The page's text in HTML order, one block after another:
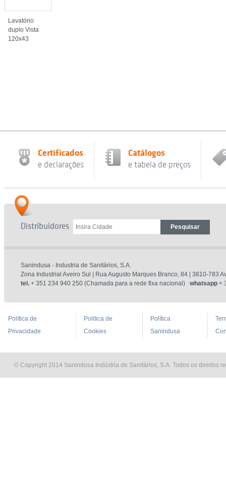
Lavatório
duplo Vista
120x43
Certificados
e declarações
Catálogos
e tabela de preços
Distribuidores
Sanindusa - Industria de Sanitários, S.A.
Zona Industrial Aveiro Sul | Rua Augusto Marques Branco, 84 | 3810-783
tel. + 351 234 940 250 (Chamada para a rede fixa nacional) whatsapp +
Política de
Privacidade
Politica de
Cookies
Política
Sanindusa
© Copyright 2014 Sanindusa Indústria de Sanitários, S.A. Todos os direitos